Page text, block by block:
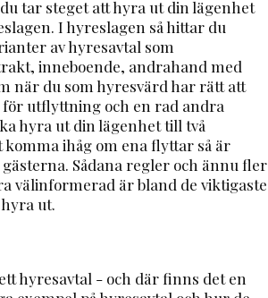
tar steget att hyra ut din lägenhet
I hyreslagen så hittar du
av hyresavtal som
inneboende, andrahand med
när du som hyresvärd har rätt att
utflyttning och en rad andra
hyra ut din lägenhet till två
ihåg om ena flyttar så är
Sådana regler och ännu fler
välinformerad är bland de viktigaste
ut.
hyresavtal - och där finns det en